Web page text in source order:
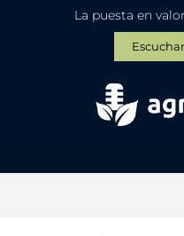
La puesta en